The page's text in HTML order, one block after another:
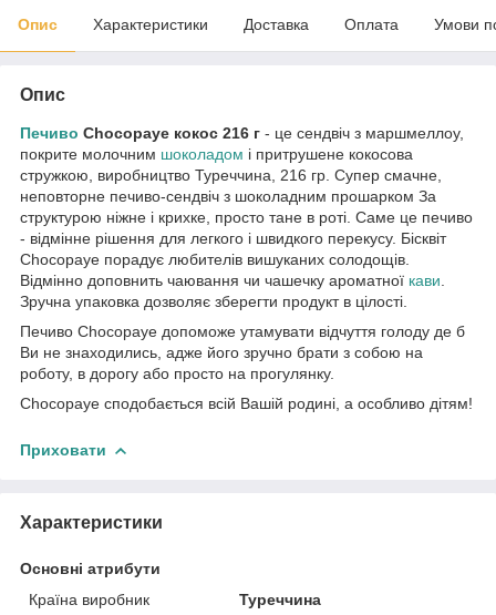
Опис Характеристики Доставка Оплата Умови
Опис
Печиво Chocopaye кокос 216 г - це сендвіч з маршмеллоу,
покрите молочним шоколадом і притрушене кокосова
стружкою, виробництво Туреччина, 216 гр. Супер смачне,
неповторне печиво-сендвіч з шоколадним прошарком За
структурою ніжне і крихке, просто тане в роті. Саме це печиво
- відмінне рішення для легкого і швидкого перекусу. Бісквіт
Chocopaye порадує любителів вишуканих солодощів.
Відмінно доповнить чаювання чи чашечку ароматної кави
Зручна упаковка дозволяє зберегти продукт в цілості.
Печиво Chocopaye допоможе утамувати відчуття голоду де б
Ви не знаходились, адже його зручно брати з собою на
роботу, в дорогу або просто на прогулянку.
Chocopaye сподобається всій Вашій родині, а особливо дітям!
Приховати
Характеристики
Основні атрибути
Країна виробник
Туреччина